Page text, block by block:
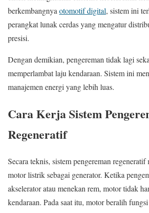
berkembangnya otomotif digital, sistem ini
perangkat lunak cerdas yang mengatur
presisi.
Dengan demikian, pengereman tidak lagi
memperlambat laju kendaraan. Sistem ini
manajemen energi yang lebih luas.
Cara Kerja Sistem
Regeneratif
Secara teknis, sistem pengereman regeneratif
motor listrik sebagai generator. Ketika
akselerator atau menekan rem, motor tidak
kendaraan. Pada saat itu, motor beralih